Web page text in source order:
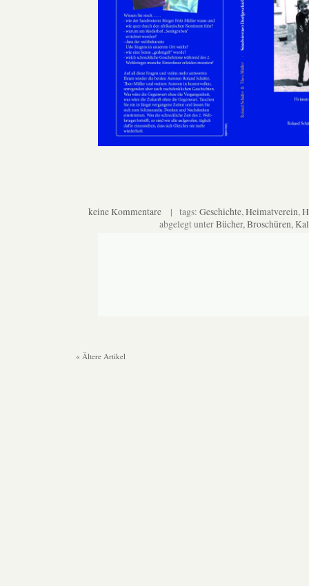
keine Kommentare | tags: Geschichte,Heimatverein,
abgelegt unterBücher, Broschüren,
« Ältere Artikel